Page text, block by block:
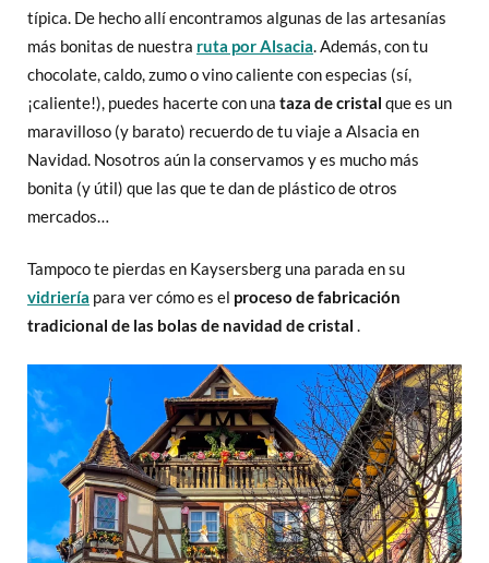
típica. De hecho allí encontramos algunas de las artesanías
más bonitas de nuestra ruta por Alsacia . Además, con tu
chocolate, caldo, zumo o vino caliente con especias (sí,
¡caliente!), puedes hacerte con una taza de cristal que es un
maravilloso (y barato) recuerdo de tu viaje a Alsacia en
Navidad. Nosotros aún la conservamos y es mucho más
bonita (y útil) que las que te dan de plástico de otros
mercados…
Tampoco te pierdas en Kaysersberg una parada en su
vidriería para ver cómo es el proceso de fabricación
tradicional de las bolas de navidad de cristal .